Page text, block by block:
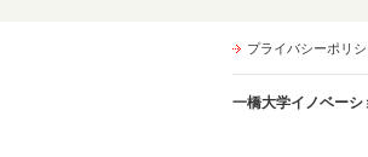
プライバシーポリシ
一橋大学イノベー